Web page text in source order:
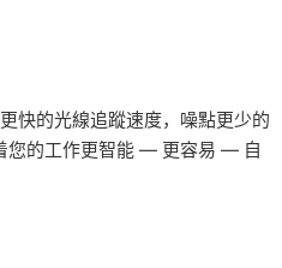
快的光線追蹤速度，噪點更少的
您的工作更智能 — 更容易 — 自